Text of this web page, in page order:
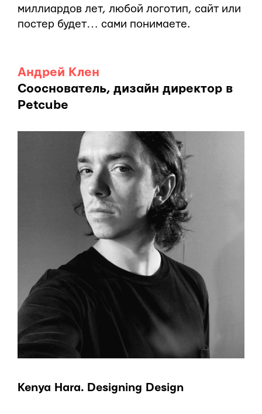
миллиардов лет, любой логотип, сайт или
постер будет… сами понимаете.
Андрей Клен
Сооснователь, дизайн директор в
Petcube
Kenya Hara. Designing Design